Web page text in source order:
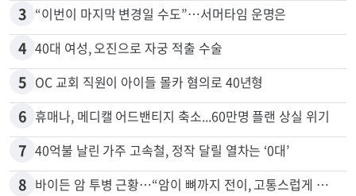
3 “이번이 마지막 변경일 수도”…서머타임 운명은
4 40대 여성, 오진으로 자궁 적출 수술
5 OC 교회 직원이 아이들 몰카 혐의로 40년형
6 휴매나, 메디캘 어드밴티지 축소...60만명 플랜 상실 위기
7 40억불 날린 가주 고속철, 정작 달릴 열차는 ‘0대’
8 바이든 암 투병 근황…“암이 뼈까지 전이, 고통스럽게 투병 중”